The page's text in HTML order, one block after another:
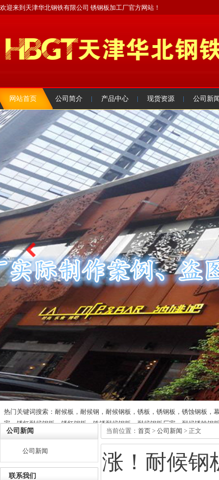
欢迎来到天津华北钢铁有限公司 锈钢板加工厂官方网站！
网站首页 公司简介 产品中心 现货资源 公司新
热门关键词搜索：耐候板，耐候钢，耐候钢板，锈板，锈钢板，锈蚀钢板，
家，锈红耐候钢板，锈红钢板，铁锈耐候钢板，耐候钢板厂家，耐候锈蚀钢
公司新闻
公司新闻
联系我们
当前位置： 首页 > 公司新闻 > 正文
涨！耐候钢